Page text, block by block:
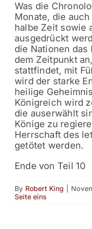
Was die
Monate, die
halbe Zeit sowie
ausgedrückt
die Nationen das
dem Zeitpunkt
stattfindet, mit
wird der starke
heilige
Königreich wird
die auserwählt
Könige zu
Herrschaft des
getötet werden.
Ende von Teil 10
By Robert King
Seite eins